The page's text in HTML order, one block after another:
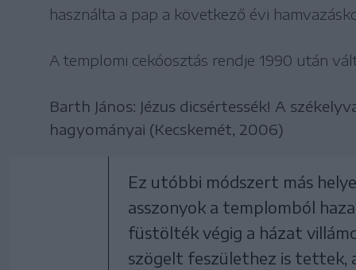
használta a pap a következő évi
A templomi cekóosztás rendje 1990 után
Barth János: Jézus dicsértessék! A
hagyományai (Kecskemét, 2006)
Ez utóbbi módszert más
asszonyok a templomból
füstölték végig a házat
szögelt feszülethez is tettek,